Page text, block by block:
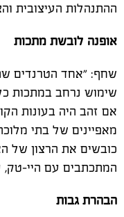
ההתנהלות העיצובית
אופנה לובשת מתכות
שחף: "אחד הטרנדים
שימוש נרחב במתכות
אם זהב היה בעונות
מאפיינים של בתי
כובשים את הרצון של
המתכתבים עם היי-טק,
הבהרת גבות